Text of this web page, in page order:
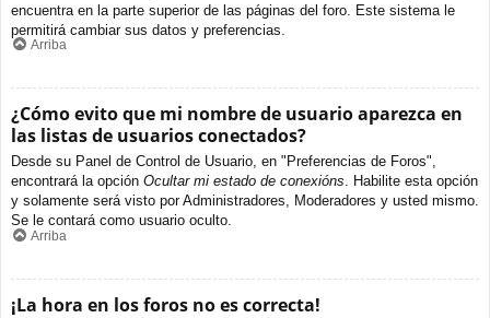
encuentra en la parte superior de las páginas del foro. Este sistema le
permitirá cambiar sus datos y preferencias.
Arriba
¿Cómo evito que mi nombre de usuario aparezca en
las listas de usuarios conectados?
Desde su Panel de Control de Usuario, en "Preferencias de Foros",
encontrará la opción Ocultar mi estado de conexións. Habilite esta opción
y solamente será visto por Administradores, Moderadores y usted mismo.
Se le contará como usuario oculto.
Arriba
¡La hora en los foros no es correcta!